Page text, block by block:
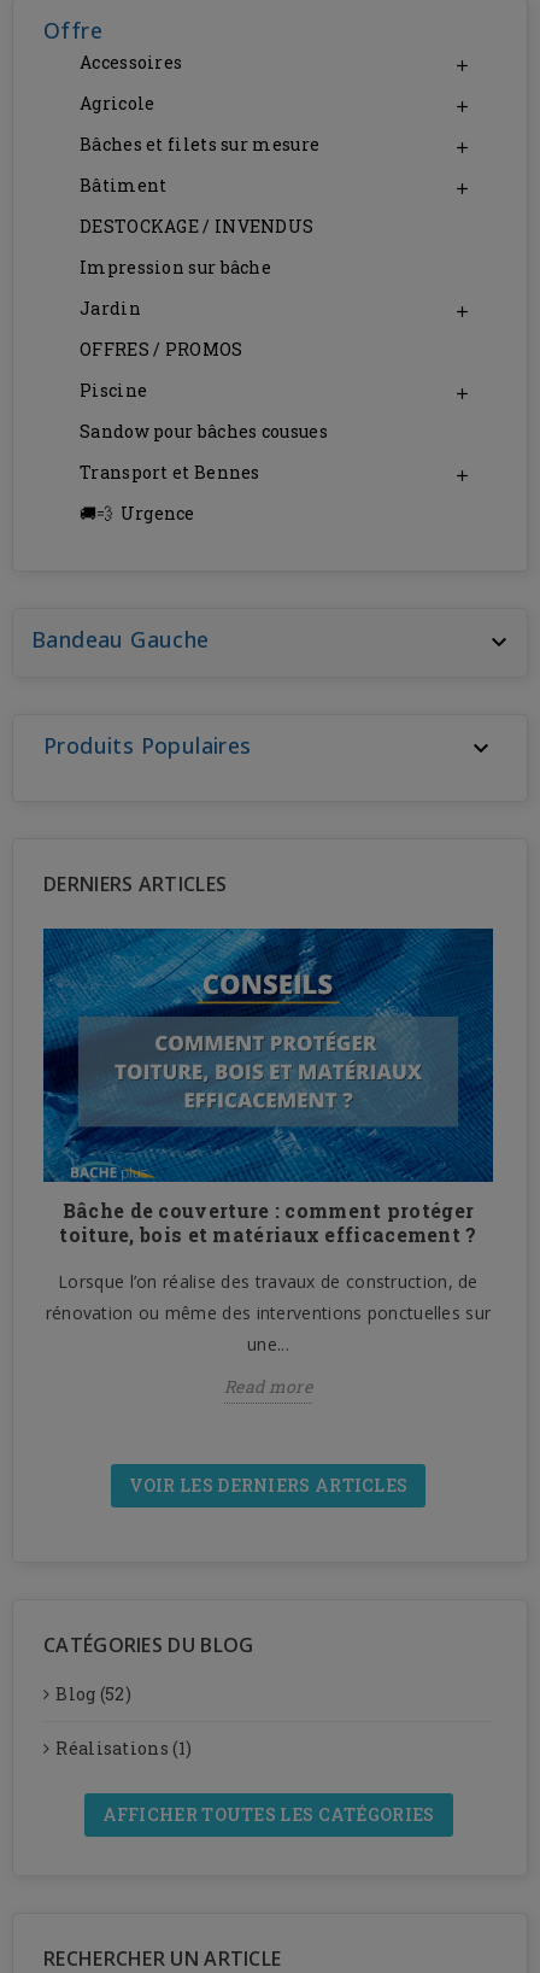
Offre
Accessoires 
Agricole 
Bâches et filets sur mesure 
Bâtiment 
DESTOCKAGE / INVENDUS
Impression sur bâche
Jardin

OFFRES / PROMOS
Piscine

Sandow pour bâches cousues
Transport et Bennes

Urgence
Bandeau Gauche 
Produits Populaires 
DERNIERS ARTICLES
Bâche de couverture : comment protéger
toiture, bois et matériaux efficacement ?
Lorsque l’on réalise des travaux de construction, de
rénovation ou même des interventions ponctuelles sur
une...
Read more
VOIR LES DERNIERS ARTICLES
CATÉGORIES DU BLOG
Blog (52)
Réalisations (1)
AFFICHER TOUTES LES CATÉGORIES
RECHERCHER UN ARTICLE